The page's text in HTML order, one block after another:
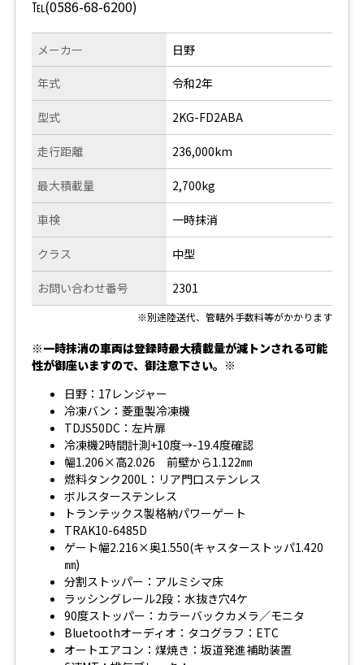
℡(0586-68-6200)
メーカー
年式
型式
走行距離
日野
令和2年
2KG-FD2ABA
236,000km
最大積載量
車検
クラス
お問い合わせ番号
2,700kg
一時抹消
中型
2301
※別途陸送代、管轄外手数料等がかかります
※一時抹消の車両は登録時最大積載量が減トンされる可能
性が御座いますので、御注意下さい。※
日野：17レンジャー
冷凍バン：菱重製冷凍機
TDJS50DC：左片扉
冷凍機2時間計測+10度→-19.4度確認
幅1.206×高2.026 前壁から1.122㎜
燃料タンク200L：リア門口ステンレス
ボルスターステンレス
トランテックス製格納パワーゲート
TRAK10-6485D
ゲート幅2.216×奥1.550(キャスターストッパ1.420
㎜)
分割ストッパー：アルミシマ床
ラッシングレール2段：水抜き穴4ケ
90度ストッパー：カラーバックカメラ／モニタ
Bluetoothオーディオ：タコグラフ：ETC
オートエアコン：煤焼き：坂道発進補助装置